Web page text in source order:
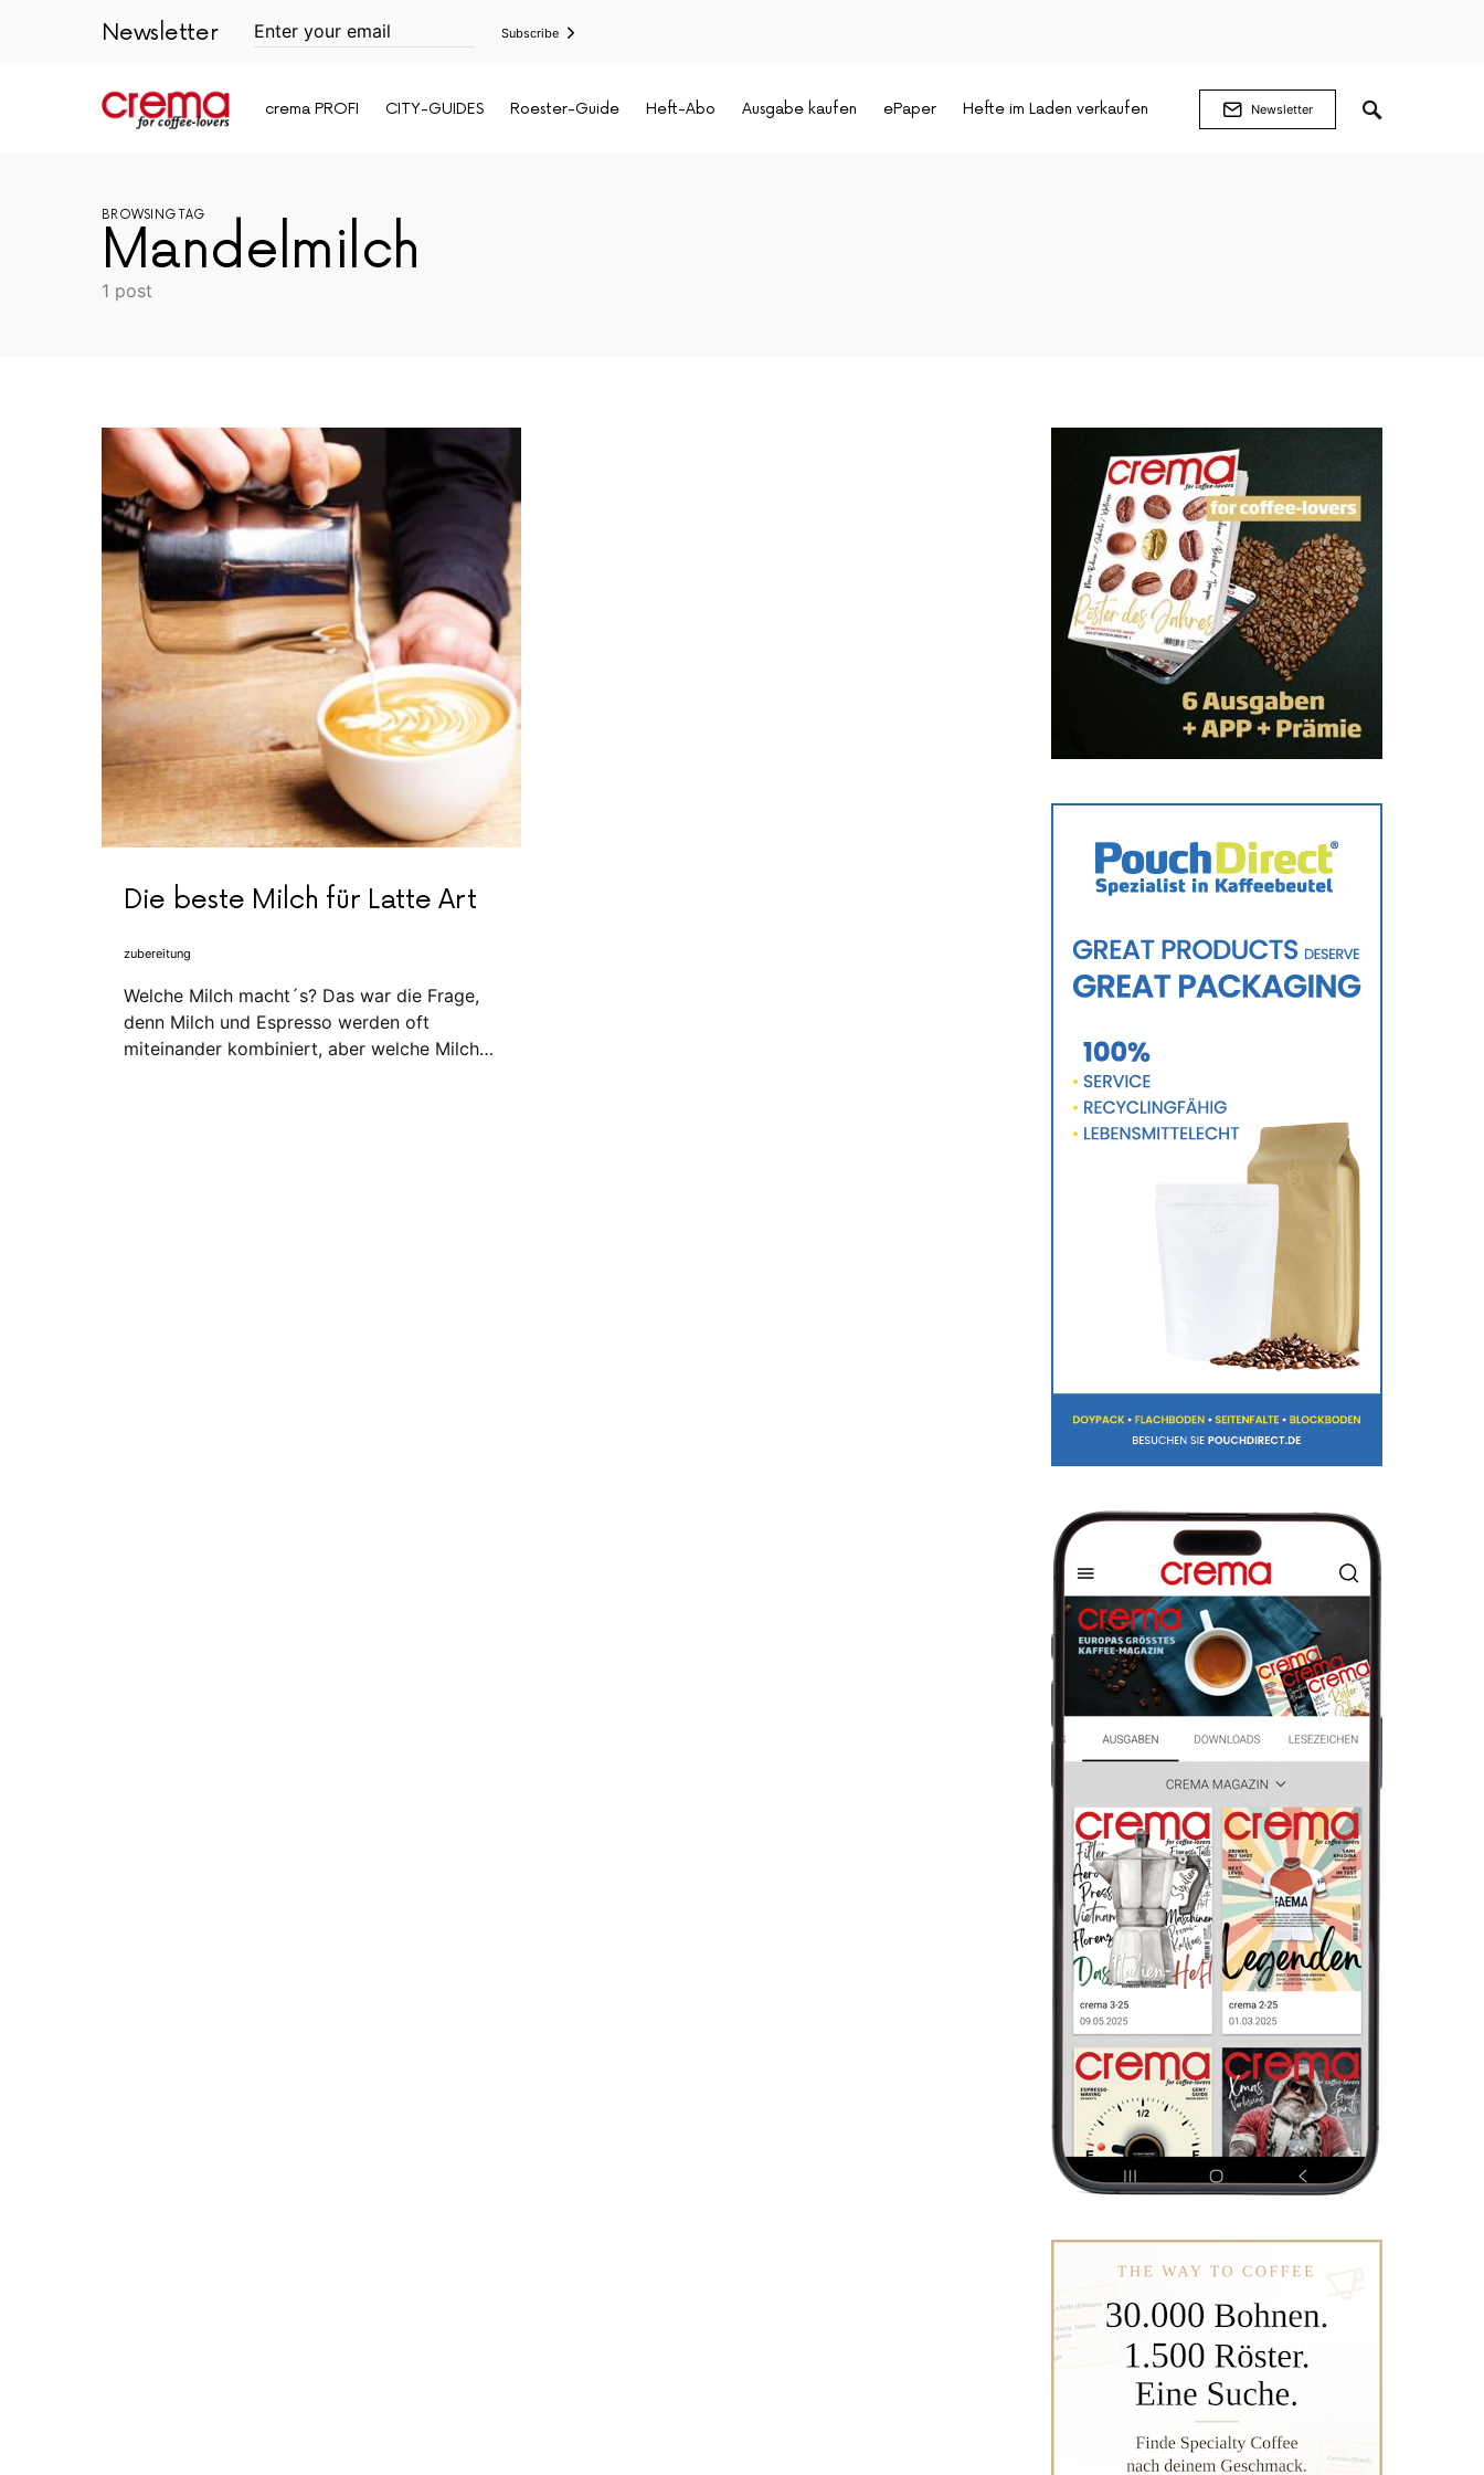
Newsletter Subscribe
crema PROFI CITY-GUIDES Roester-Guide Heft-Abo Ausgabe kaufen ePaper Hefte im Laden verkaufen Newsletter
BROWSING TAG
Mandelmilch
1 post
Die beste Milch für Latte Art
zubereitung
Welche Milch macht´s? Das war die Frage,
denn Milch und Espresso werden oft
miteinander kombiniert, aber welche Milch…